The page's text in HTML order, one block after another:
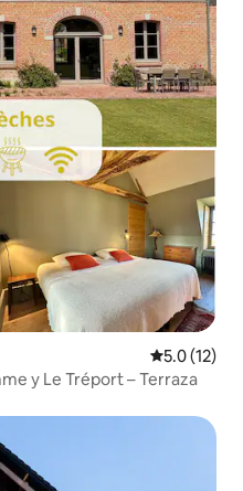
Calificación
5.0 (12)
y Le Tréport – Terraza